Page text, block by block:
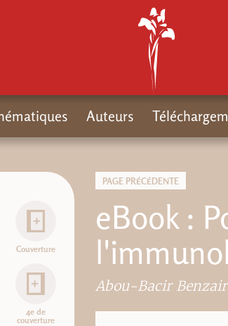
PAGE PRÉCÉDENTE
eBook :
Abou-Bacir Benzair
Couverture
4e de
couverture
Auteurs